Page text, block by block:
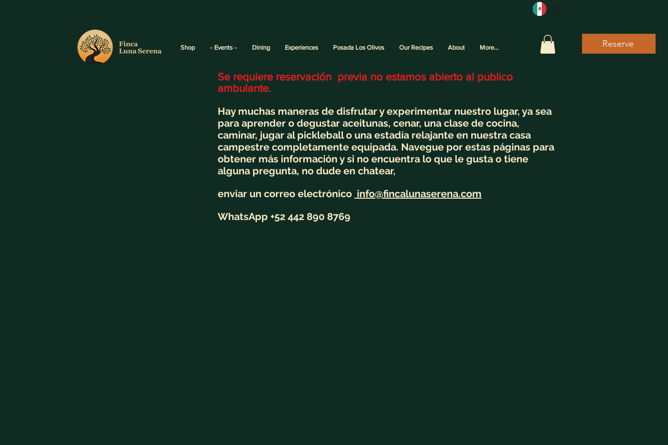
Shop ·· Events ·· Dining Experiences Posada Los Olivos Our Recipes About More... Reserve
Se requiere reservación previa no estamos abierto al publico
ambulante.
Hay muchas maneras de disfrutar y experimentar nuestro lugar, ya sea
para aprender o degustar aceitunas, cenar, una clase de cocina,
caminar, jugar al pickleball o una estadía relajante en nuestra casa
campestre completamente equipada. Navegue por estas páginas para
obtener más información y si no encuentra lo que le gusta o tiene
alguna pregunta, no dude en chatear,
enviar un correo electrónico info@fincalunaserena.com
WhatsApp +52 442 890 8769